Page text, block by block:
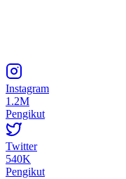
Instagram
1.2M
Pengikut
Twitter
540K
Pengikut